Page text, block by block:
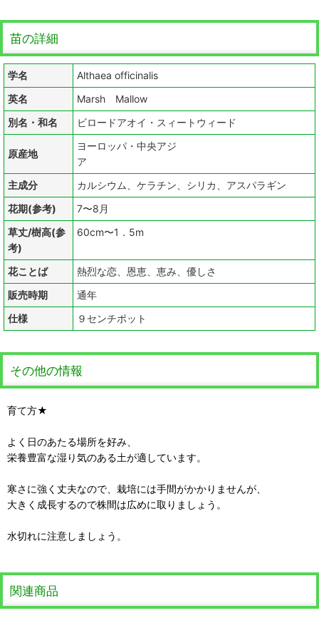
苗の詳細
学名
Althaea officinalis
英名
Marsh Mallow
別名・和名
ビロードアオイ・スィートウィード
原産地
ヨーロッパ・中央アジ
ア
主成分
カルシウム、ケラチン、シリカ、アスパラギン
花期(参考)
7〜8月
草丈/樹高(参
考)
60cm〜1．5m
花ことば
熱烈な恋、恩恵、恵み、優しさ
販売時期
通年
仕様
９センチポット
その他の情報
育て方★
よく日のあたる場所を好み、
栄養豊富な湿り気のある土が適しています。
寒さに強く丈夫なので、栽培には手間がかかりませんが、
大きく成長するので株間は広めに取りましょう。
水切れに注意しましょう。
関連商品